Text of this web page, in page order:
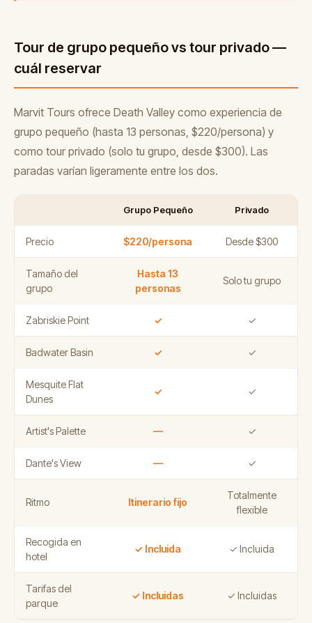
Tour de grupo pequeño vs tour privado —
cuál reservar
Marvit Tours ofrece Death Valley como experiencia de
grupo pequeño (hasta 13 personas, $220/persona) y
como tour privado (solo tu grupo, desde $300). Las
paradas varían ligeramente entre los dos.
Grupo Pequeño Privado
Precio $220/persona Desde $300
Tamaño del
grupo
Hasta 13
personas
Solo tu grupo
Zabriskie Point ✓ ✓
Badwater Basin ✓ ✓
Mesquite Flat
Dunes
✓ ✓
Artist's Palette — ✓
Dante's View — ✓
Ritmo Itinerario fijo
Totalmente
flexible
Recogida en
hotel
✓ Incluida ✓ Incluida
Tarifas del
parque
✓ Incluidas ✓ Incluidas